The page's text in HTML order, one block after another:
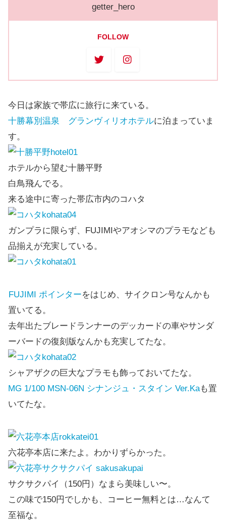
getter_hero
FOLLOW
今日は家族で帯広に旅行に来ている。
十勝幕別温泉 グランヴィリオホテルに泊まっていま
す。
ホテルから望む十勝平野
白鳥飛んでる。
来る途中に寄った帯広市内のコハタ
ガンプラに限らず、FUJIMIやアオシマのプラモなども
品揃えが充実している。
FUJIMI ポインターをはじめ、サイクロン号なんかも
置いてる。
去年出たブレードランナーのデッカードの車やサンダ
ーバードの復刻版なんかも充実してたな。
シャアザクの巨大なプラモも飾っておいてたな。
MG 1/100 MSN-06N シナンジュ・スタイン Ver.Kaも置
いてたな。
六花亭本店に来たよ。わかりずらかった。
サクサクパイ（150円）なまら美味しい〜。
この味で150円でしかも、コーヒー無料とは…なんて
至福な。